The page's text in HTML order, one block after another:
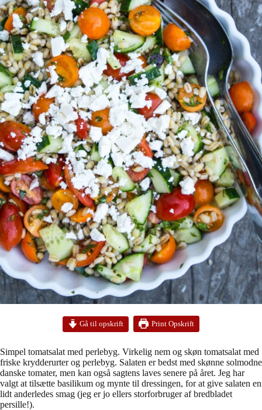
Gå til opskrift Print Opskrift
Simpel tomatsalat med perlebyg. Virkelig nem og skøn tomatsalat med
friske krydderurter og perlebyg. Salaten er bedst med skønne solmodne
danske tomater, men kan også sagtens laves senere på året. Jeg har
valgt at tilsætte basilikum og mynte til dressingen, for at give salaten en
lidt anderledes smag (jeg er jo ellers storforbruger af bredbladet
persille!).